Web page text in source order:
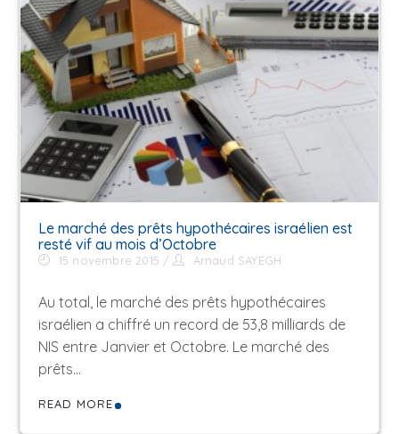
Le marché des prêts hypothécaires israélien est
resté vif au mois d’Octobre
15 novembre 2015 Arnaud SAYEGH
Au total, le marché des prêts hypothécaires
israélien a chiffré un record de 53,8 milliards de
NIS entre Janvier et Octobre. Le marché des
prêts…
READ MORE